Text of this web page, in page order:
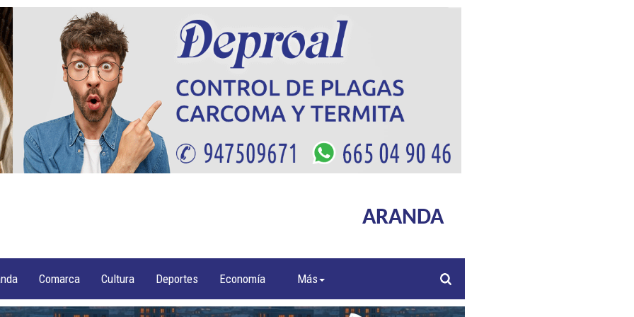
ARANDA
Comarca Cultura Deportes Economía Más